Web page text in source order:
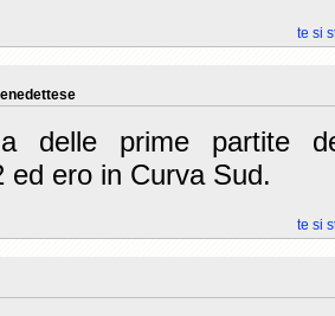
te si
delle prime partite
ed ero in Curva Sud.
te si